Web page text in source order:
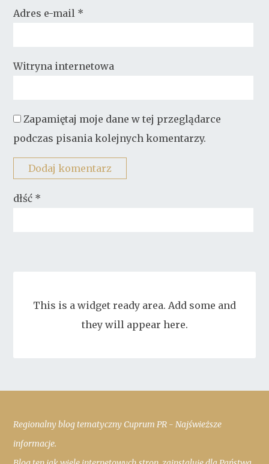
Adres e-mail *
Witryna internetowa
Zapamiętaj moje dane w tej przeglądarce
podczas pisania kolejnych komentarzy.
dłść *
This is a widget ready area. Add some and
they will appear here.
Regionalny blog tematyczny Cuprum PR - Najświeższe
informacje.